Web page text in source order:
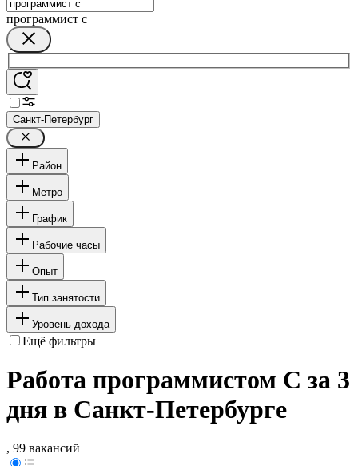
программист c
Санкт-Петербург
Район
Метро
График
Рабочие часы
Опыт
Тип занятости
Уровень дохода
Ещё фильтры
Работа программистом C за 3
дня в Санкт-Петербурге
, 99 вакансий